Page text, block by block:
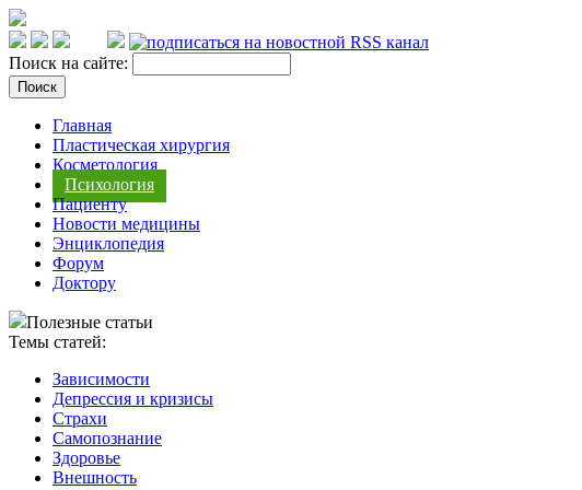
Поиск на сайте:
Главная
Пластическая хирургия
Косметология
Психология
Пациенту
Новости медицины
Энциклопедия
Форум
Доктору
Полезные статьи
Темы статей:
Зависимости
Депрессия и кризисы
Страхи
Самопознание
Здоровье
Внешность